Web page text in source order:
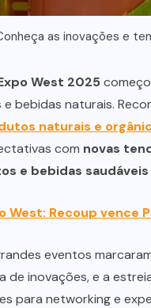
as inovações e
West 2025
bebidas naturais.
naturais e
com novas
e bebidas
West: Recoup vence
eventos
de inovações, e a
para networking e